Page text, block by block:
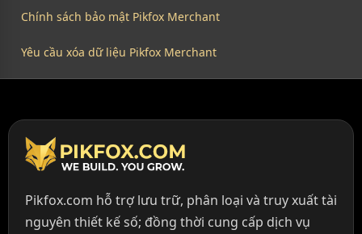
Chính sách bảo mật Pikfox Merchant
Yêu cầu xóa dữ liệu Pikfox Merchant
Pikfox.com hỗ trợ lưu trữ, phân loại và truy xuất tài
nguyên thiết kế số; đồng thời cung cấp dịch vụ